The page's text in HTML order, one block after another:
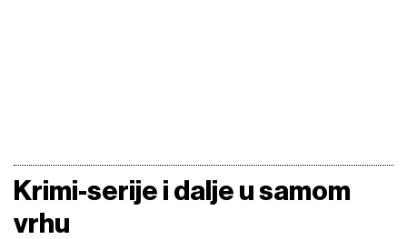
Krimi-serije i dalje u samom
vrhu